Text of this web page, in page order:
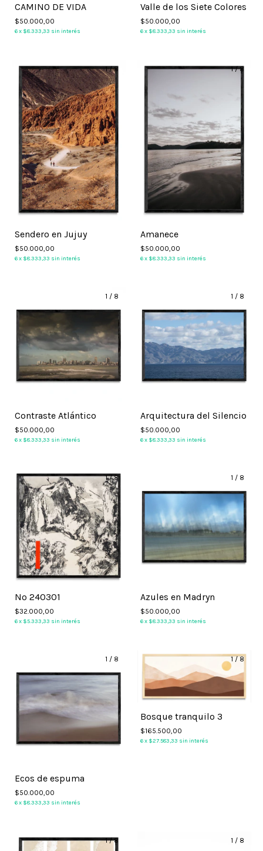
CAMINO DE VIDA
$50.000,00
6x $8.333,33 sin interés
Valle de los Siete Colores
$50.000,00
6x $8.333,33 sin interés
1/8
Sendero en Jujuy
$50.000,00
6x $8.333,33 sin interés
1/8
Amanece
$50.000,00
6x $8.333,33 sin interés
1 / 8
Contraste Atlántico
$50.000,00
6x $8.333,33 sin interés
1 / 8
Arquitectura del Silencio
$50.000,00
6x $8.333,33 sin interés
1/8
Nº 240301
$32.000,00
6x $5.333,33 sin interés
1 / 8
Azules en Madryn
$50.000,00
6x $8.333,33 sin interés
1 / 8
Ecos de espuma
$50.000,00
6x $8.333,33 sin interés
1/8
Bosque tranquilo 3
$165.500,00
6x $27.583,33 sin interés
1/8 1 / 8